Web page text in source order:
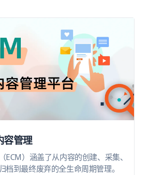
容管理
ECM）涵盖了从内容的创建、采集、
档到最终废弃的全生命周期管理。